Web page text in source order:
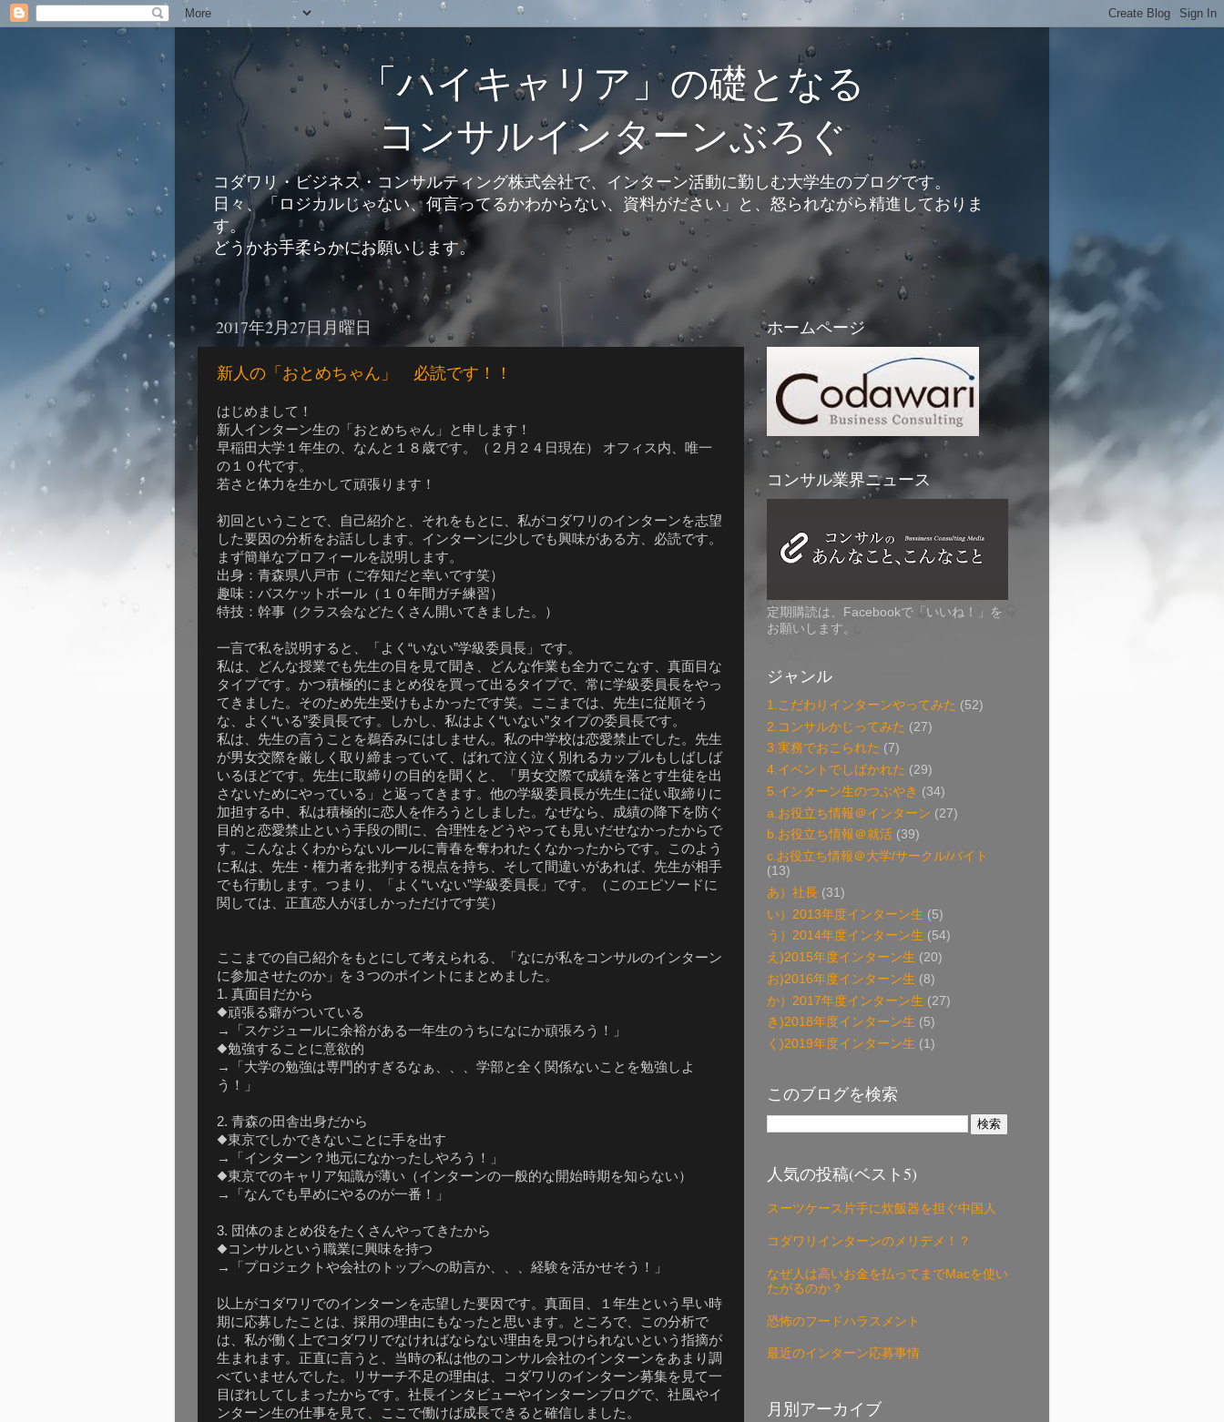
「ハイキャリア」の礎となる
コンサルインターンぶろぐ
コダワリ・ビジネス・コンサルティング株式会社で、インターン活動に勤しむ大学生のブログです。
日々、「ロジカルじゃない、何言ってるかわからない、資料がださい」と、怒られながら精進しておりま
す。
どうかお手柔らかにお願いします。
2017年2月27日月曜日
新人の「おとめちゃん」 必読です！！
はじめまして！
新人インターン生の「おとめちゃん」と申します！
早稲田大学１年生の、なんと１８歳です。（２月２４日現在） オフィス内、唯一
の１０代です。
若さと体力を生かして頑張ります！
初回ということで、自己紹介と、それをもとに、私がコダワリのインターンを志望
した要因の分析をお話しします。インターンに少しでも興味がある方、必読です。
まず簡単なプロフィールを説明します。
出身：青森県八戸市（ご存知だと幸いです笑）
趣味：バスケットボール（１０年間ガチ練習）
特技：幹事（クラス会などたくさん開いてきました。）
一言で私を説明すると、「よく“いない”学級委員長」です。
私は、どんな授業でも先生の目を見て聞き、どんな作業も全力でこなす、真面目な
タイプです。かつ積極的にまとめ役を買って出るタイプで、常に学級委員長をやっ
てきました。そのため先生受けもよかったです笑。ここまでは、先生に従順そう
な、よく“いる”委員長です。しかし、私はよく“いない”タイプの委員長です。
私は、先生の言うことを鵜呑みにはしません。私の中学校は恋愛禁止でした。先生
が男女交際を厳しく取り締まっていて、ばれて泣く泣く別れるカップルもしばしば
いるほどです。先生に取締りの目的を聞くと、「男女交際で成績を落とす生徒を出
さないためにやっている」と返ってきます。他の学級委員長が先生に従い取締りに
加担する中、私は積極的に恋人を作ろうとしました。なぜなら、成績の降下を防ぐ
目的と恋愛禁止という手段の間に、合理性をどうやっても見いだせなかったからで
す。こんなよくわからないルールに青春を奪われたくなかったからです。このよう
に私は、先生・権力者を批判する視点を持ち、そして間違いがあれば、先生が相手
でも行動します。つまり、「よく“いない”学級委員長」です。（このエピソードに
関しては、正直恋人がほしかっただけです笑）
ここまでの自己紹介をもとにして考えられる、「なにが私をコンサルのインターン
に参加させたのか」を３つのポイントにまとめました。
1. 真面目だから
◆頑張る癖がついている
→「スケジュールに余裕がある一年生のうちになにか頑張ろう！」
◆勉強することに意欲的
→「大学の勉強は専門的すぎるなぁ、、、学部と全く関係ないことを勉強しよ
う！」
2. 青森の田舎出身だから
◆東京でしかできないことに手を出す
→「インターン？地元になかったしやろう！」
◆東京でのキャリア知識が薄い（インターンの一般的な開始時期を知らない）
→「なんでも早めにやるのが一番！」
3. 団体のまとめ役をたくさんやってきたから
◆コンサルという職業に興味を持つ
→「プロジェクトや会社のトップへの助言か、、、経験を活かせそう！」
以上がコダワリでのインターンを志望した要因です。真面目、１年生という早い時
期に応募したことは、採用の理由にもなったと思います。ところで、この分析で
は、私が働く上でコダワリでなければならない理由を見つけられないという指摘が
生まれます。正直に言うと、当時の私は他のコンサル会社のインターンをあまり調
べていませんでした。リサーチ不足の理由は、コダワリのインターン募集を見て一
目ぼれしてしまったからです。社長インタビューやインターンブログで、社風やイ
ンターン生の仕事を見て、ここで働けば成長できると確信しました。
ホームページ
コンサル業界ニュース
定期購読は、Facebookで「いいね！」を
お願いします。
ジャンル
1.こだわりインターンやってみた (52)
2.コンサルかじってみた (27)
3.実務でおこられた (7)
4.イベントでしばかれた (29)
5.インターン生のつぶやき (34)
a.お役立ち情報＠インターン (27)
b.お役立ち情報＠就活 (39)
c.お役立ち情報＠大学/サークル/バイト
(13)
あ）社長 (31)
い）2013年度インターン生 (5)
う）2014年度インターン生 (54)
え)2015年度インターン生 (20)
お)2016年度インターン生 (8)
か）2017年度インターン生 (27)
き)2018年度インターン生 (5)
く)2019年度インターン生 (1)
このブログを検索
人気の投稿(ベスト5)
スーツケース片手に炊飯器を担ぐ中国人
コダワリインターンのメリデメ！？
なぜ人は高いお金を払ってまでMacを使い
たがるのか？
恐怖のフードハラスメント
最近のインターン応募事情
月別アーカイブ